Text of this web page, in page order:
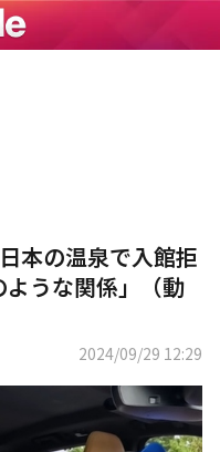
本の温泉で入館拒
うな関係」（動
2024/09/29 12:29